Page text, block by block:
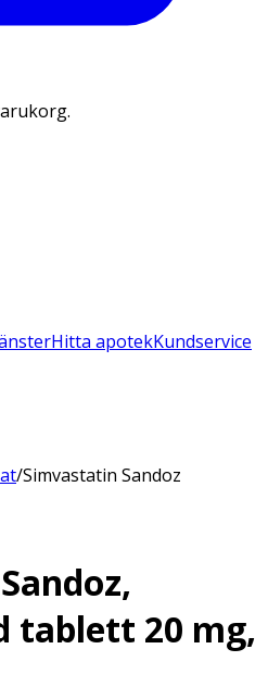
Hitta apotekKundservice
/Simvastatin Sandoz
tablett 20 mg,